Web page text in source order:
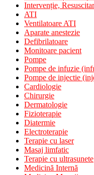
Intervenție,
ATI
Ventilatoare ATI
Aparate anestezie
Defibrilatoare
Monitoare pacient
Pompe
Pompe de infuzie
Pompe de injectie
Cardiologie
Chirurgie
Dermatologie
Fizioterapie
Diatermie
Electroterapie
Terapie cu laser
Masaj limfatic
Terapie cu ultrasunete
Medicină Internă